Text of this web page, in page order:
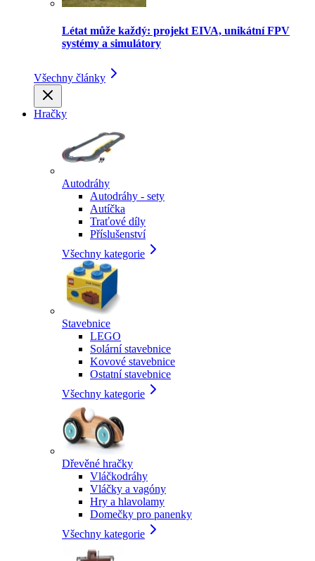
Létat může každý: projekt EIVA, unikátní FPV
systémy a simulátory
Všechny články
Hračky
Autodráhy
Autodráhy - sety
Autíčka
Traťové díly
Příslušenství
Všechny kategorie
Stavebnice
LEGO
Solární stavebnice
Kovové stavebnice
Ostatní stavebnice
Všechny kategorie
Dřevěné hračky
Vláčkodráhy
Vláčky a vagóny
Hry a hlavolamy
Domečky pro panenky
Všechny kategorie